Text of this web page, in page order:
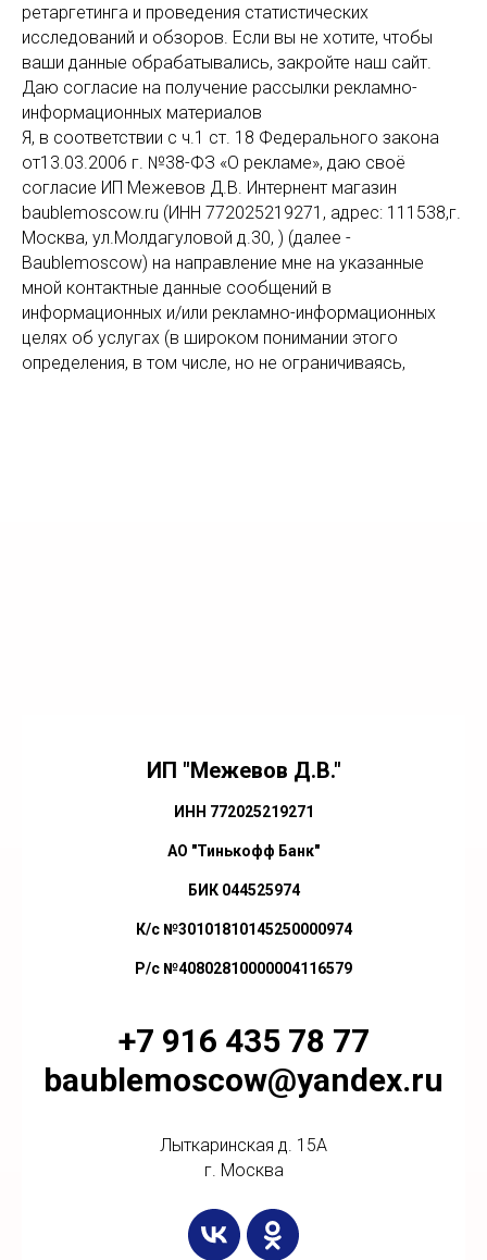
ретаргетинга и проведения статистических
исследований и обзоров. Если вы не хотите, чтобы
ваши данные обрабатывались, закройте наш сайт.
Даю согласие на получение рассылки рекламно-
информационных материалов
Я, в соответствии с ч.1 ст. 18 Федерального закона
от13.03.2006 г. №38-ФЗ «О рекламе», даю своё
согласие ИП Межевов Д.В. Интернент магазин
baublemoscow.ru (ИНН 772025219271, адрес: 111538,г.
Москва, ул.Молдагуловой д.30, ) (далее -
Baublemoscow) на направление мне на указанные
мной контактные данные сообщений в
информационных и/или рекламно-информационных
целях об услугах (в широком понимании этого
определения, в том числе, но не ограничиваясь,
ИП "Межевов Д.В."
ИНН 772025219271
АО "Тинькофф Банк"
БИК 044525974
К/с №30101810145250000974
Р/с №40802810000004116579
+7 916 435 78 77
baublemoscow@yandex.ru
Лыткаринская д. 15А
г. Москва